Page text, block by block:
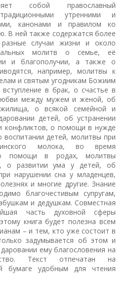
собой православный
утренними и
канонами и правилом ко
В ней также содержатся более
случаи жизни и около
молитв о семье, её
и благополучии, а также о
например, молитвы к
и святым угодникам Божиим
в брак, о счастье в
между мужем и женой, об
о всякой семейной и
детей, об устранении
конфликтов, о помощи в нужде
воспитании детей, молитвы при
молока, во время
помощи в родах, молитвы
о развитии ума у детей, об
нарушении сна у младенцев,
и многие другие. Знание
благочестивым супругам,
и дедушкам. Совместная
часть духовной сферы
книга будет полезна всем
– и тем, кто уже состоит в
задумывается об этом и
ему благословения на
Текст отпечатан на
бумаге удобным для чтения